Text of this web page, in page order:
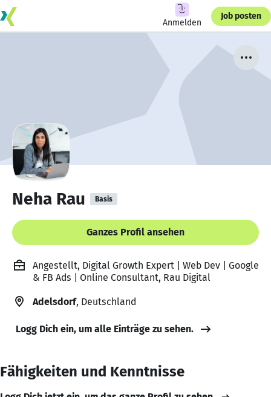
Anmelden
Job posten
Neha Rau Basis
Ganzes Profil ansehen
Angestellt, Digital Growth Expert | Web Dev | Google
& FB Ads | Online Consultant, Rau Digital
Adelsdorf, Deutschland
Logg Dich ein, um alle Einträge zu sehen.
Fähigkeiten und Kenntnisse